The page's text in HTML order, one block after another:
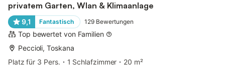
privatem Garten, Wlan & Klimaanlage
9,1 Fantastisch 129 Bewertungen
Top bewertet von Familien
Peccioli, Toskana
Platz für 3 Pers.
1 Schlafzimmer
20 m²